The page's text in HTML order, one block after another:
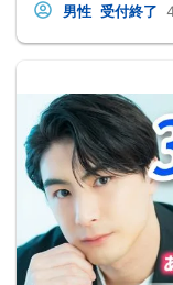
男性 受付終了